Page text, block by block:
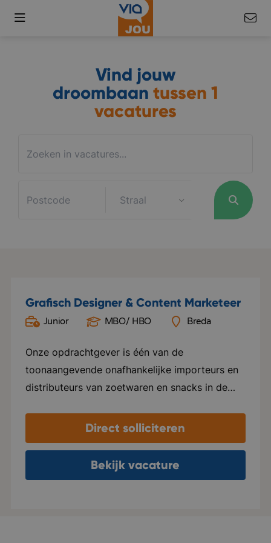
Vind jouw
droombaan tussen 1
vacatures
Grafisch Designer & Content Marketeer
Junior MBO/ HBO Breda
Onze opdrachtgever is één van de
toonaangevende onafhankelijke importeurs en
distributeurs van zoetwaren en snacks in de
service naar klanten en richt zich alleen op
producten van hoge kwaliteit. Daarnaast
streven ze ernaar deze kwaliteit te combineren
met innovatie binnen het assortiment. Je komt
Direct solliciteren
Bekijk vacature